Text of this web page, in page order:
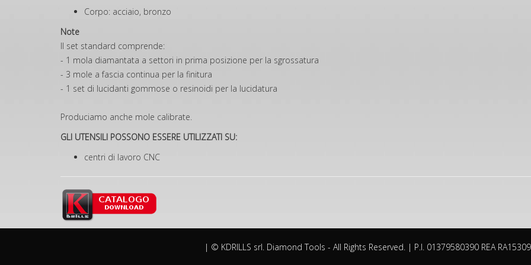
Corpo: acciaio, bronzo
Note
Il set standard comprende:
- 1 mola diamantata a settori in prima posizione per la sgrossatura
- 3 mole a fascia continua per la finitura
- 1 set di lucidanti gommose o resinoidi per la lucidatura
Produciamo anche mole calibrate.
GLI UTENSILI POSSONO ESSERE UTILIZZATI SU:
centri di lavoro CNC
| © KDRILLS srl. Diamond Tools - All Rights Reserved. | P.I. 01379580390 REA